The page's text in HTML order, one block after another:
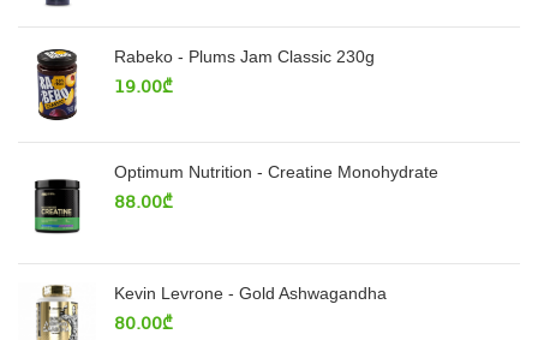
Rabeko - Plums Jam Classic 230g
19.00₾
Optimum Nutrition - Creatine Monohydrate
88.00₾
Kevin Levrone - Gold Ashwagandha
80.00₾